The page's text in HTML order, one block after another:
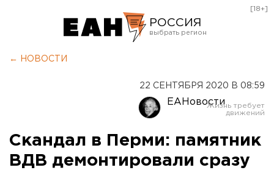
РОССИЯ
Оренбург
[18+]
← НОВОСТИ
22 СЕНТЯБРЯ 2020 В 08:59
ЕАНовости
Скандал в Перми: памятник
ВДВ демонтировали сразу